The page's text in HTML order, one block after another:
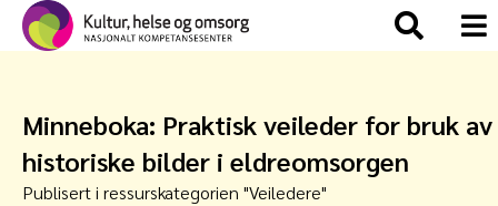
Minneboka: Praktisk veileder for bruk av
historiske bilder i eldreomsorgen
Publisert i ressurskategorien "Veiledere"